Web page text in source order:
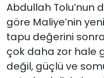
Abdullah Tolu’nun
göre Maliye’nin
tapu değerini
çok daha zor hale
değil, güçlü ve